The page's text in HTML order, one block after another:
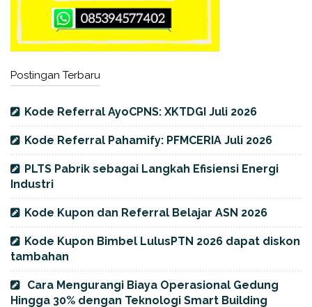
Postingan Terbaru
Kode Referral AyoCPNS: XKTDGI Juli 2026
Kode Referral Pahamify: PFMCERIA Juli 2026
PLTS Pabrik sebagai Langkah Efisiensi Energi
Industri
Kode Kupon dan Referral Belajar ASN 2026
Kode Kupon Bimbel LulusPTN 2026 dapat diskon
tambahan
Cara Mengurangi Biaya Operasional Gedung
Hingga 30% dengan Teknologi Smart Building